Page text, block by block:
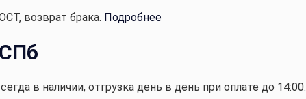
возврат брака. Подробнее
в наличии, отгрузка день в день при оплате до 14:00.